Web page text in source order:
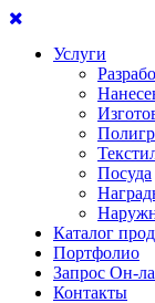
Услуги
Посуда
Каталог
Портфолио
Запрос Он-
Контакты